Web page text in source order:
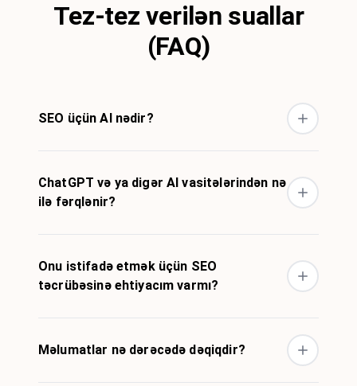
Tez-tez verilən suallar
(FAQ)
SEO üçün AI nədir?
ChatGPT və ya digər AI vasitələrindən nə
ilə fərqlənir?
Onu istifadə etmək üçün SEO
təcrübəsinə ehtiyacım varmı?
Məlumatlar nə dərəcədə dəqiqdir?